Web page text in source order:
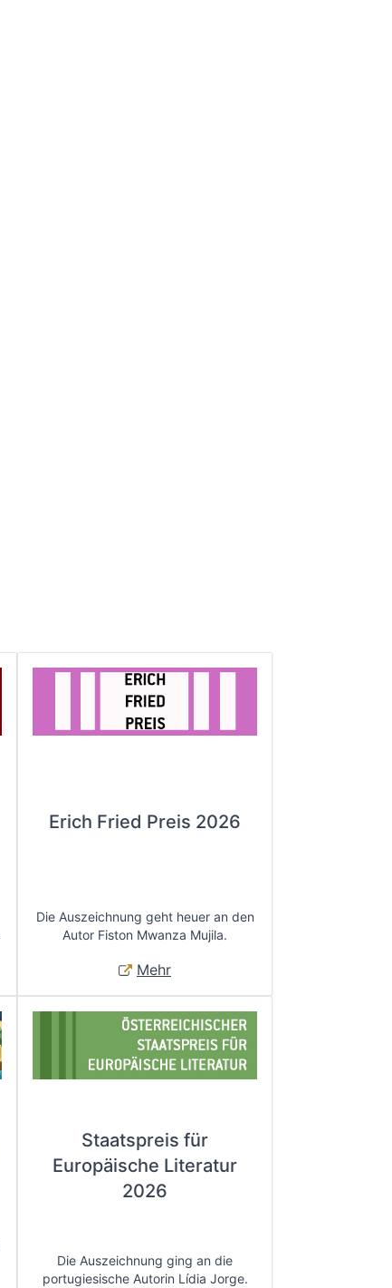
Erich Fried Preis 2026
Die Auszeichnung geht heuer an den
Autor Fiston Mwanza Mujila.
Mehr
Staatspreis für
Europäische Literatur
2026
Die Auszeichnung ging an die
portugiesische Autorin Lídia Jorge.